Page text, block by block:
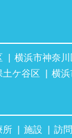
横浜市神奈川
土ケ谷区 横浜
所 施設 訪